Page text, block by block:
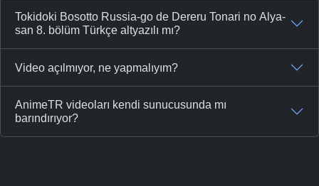
Tokidoki Bosotto Russia-go de Dereru Tonari no Alya-
san 8. bölüm Türkçe altyazılı mı?
Video açılmıyor, ne yapmalıyım?
AnimeTR videoları kendi sunucusunda mı
barındırıyor?